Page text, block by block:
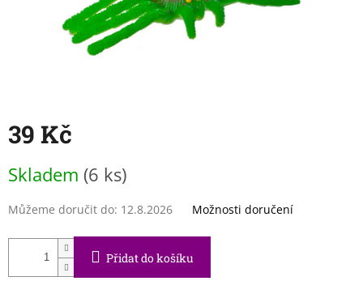
39 Kč
cena:
Skladem (6 ks)
Můžeme doručit do: 12.8.2026 Možnosti doručení
Přidat do košíku